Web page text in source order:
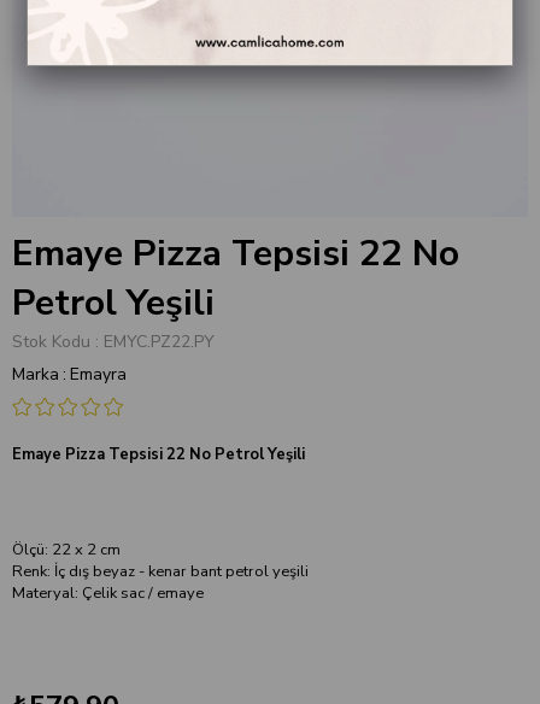
Emaye Pizza Tepsisi 22 No
Petrol Yeşili
Stok Kodu
EMYC.PZ22.PY
Marka : Emayra
Emaye Pizza Tepsisi 22 No Petrol Yeşili
Ölçü: 22 x 2 cm
Renk: İç dış beyaz - kenar bant petrol yeşili
Materyal: Çelik sac / emaye